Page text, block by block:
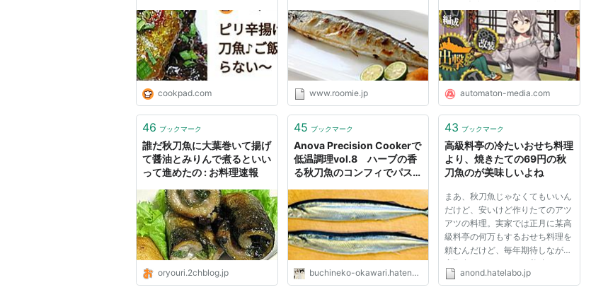
が40万品
cookpad.com www.roomie.jp
か」と誤解される -
AUTOMATON
automaton-media.com
46 ブックマーク
誰だ秋刀魚に大葉巻いて揚げ
て醤油とみりんで煮るといい
って進めたの : お料理速報
oryouri.2chblog.jp
45 ブックマーク
Anova Precision Cookerで
低温調理vol.8 ハーブの香
る秋刀魚のコンフィでパスタ
buchineko-okawari.hatenablog.com
43 ブックマーク
高級料亭の冷たいおせち料理
より、焼きたての69円の秋
刀魚のが美味しいよね
まあ、秋刀魚じゃなくてもいいん
だけど、安いけど作りたてのアツ
アツの料理。実家では正月に某高
級料亭の何万もするおせち料理を
頼むんだけど、毎年期待しながら
実際食べてみるとまあ美味しいっ
ちゃあ美味しいんだけど…って感
anond.hatelabo.jp